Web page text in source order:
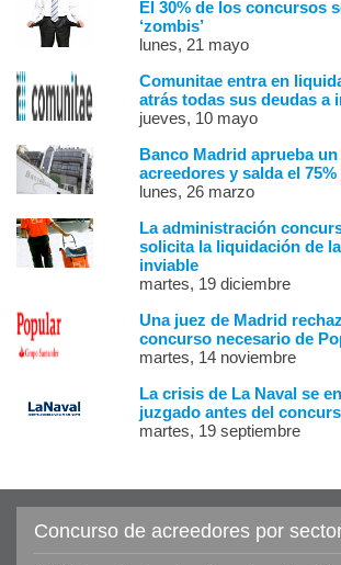
El 30% de los concursos
‘zombis’
lunes, 21 mayo
Comunitae entra en
atrás todas sus deudas a
jueves, 10 mayo
Banco Madrid aprueba
acreedores y salda el
lunes, 26 marzo
La administración
solicita la liquidación de
inviable
martes, 19 diciembre
Una juez de Madrid
concurso necesario de
martes, 14 noviembre
La crisis de La Naval se
juzgado antes del
martes, 19 septiembre
Concurso de acreedores por